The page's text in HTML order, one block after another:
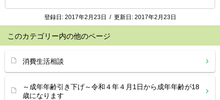
登録日: 2017年2月23日 / 更新日: 2017年2月23日
このカテゴリー内の他のページ
消費生活相談
～成年年齢引き下げ～令和４年４月1日から成年年齢が18
歳になります